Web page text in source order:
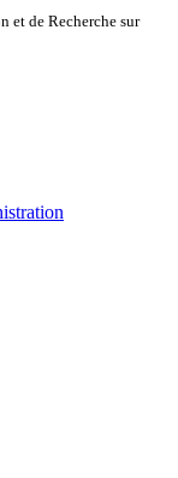
et de Recherche sur